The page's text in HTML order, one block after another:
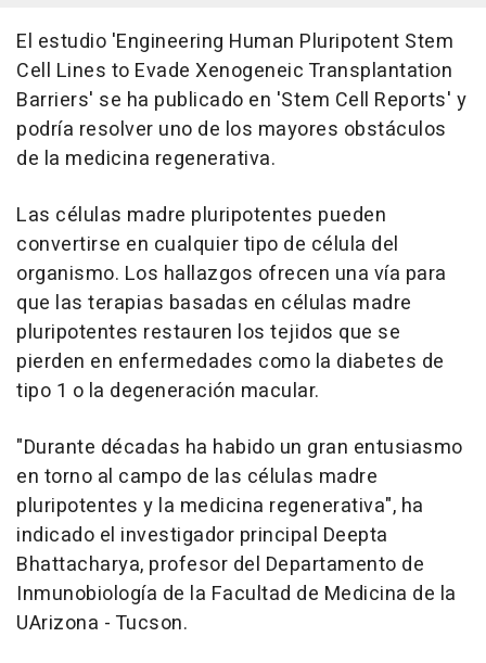
El estudio 'Engineering Human Pluripotent Stem
Cell Lines to Evade Xenogeneic Transplantation
Barriers' se ha publicado en 'Stem Cell Reports' y
podría resolver uno de los mayores obstáculos
de la medicina regenerativa.
Las células madre pluripotentes pueden
convertirse en cualquier tipo de célula del
organismo. Los hallazgos ofrecen una vía para
que las terapias basadas en células madre
pluripotentes restauren los tejidos que se
pierden en enfermedades como la diabetes de
tipo 1 o la degeneración macular.
"Durante décadas ha habido un gran entusiasmo
en torno al campo de las células madre
pluripotentes y la medicina regenerativa", ha
indicado el investigador principal Deepta
Bhattacharya, profesor del Departamento de
Inmunobiología de la Facultad de Medicina de la
UArizona - Tucson.